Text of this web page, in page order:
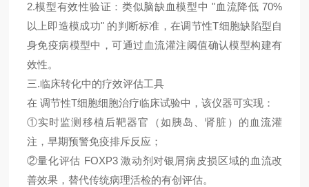
2.模型有效性验证：类似脑缺血模型中 "血流降低 70%
以上即造模成功" 的判断标准，在调节性T细胞缺陷型自
身免疫病模型中，可通过血流灌注阈值确认模型构建有
效性。
三.临床转化中的疗效评估工具
在 调节性T细胞细胞治疗临床试验中，该仪器可实现：
①实时监测移植后靶器官（如胰岛、肾脏）的血流灌
注，早期预警免疫排斥反应；
②量化评估 FOXP3 激动剂对银屑病皮损区域的血流改
善效果，替代传统病理活检的有创评估。